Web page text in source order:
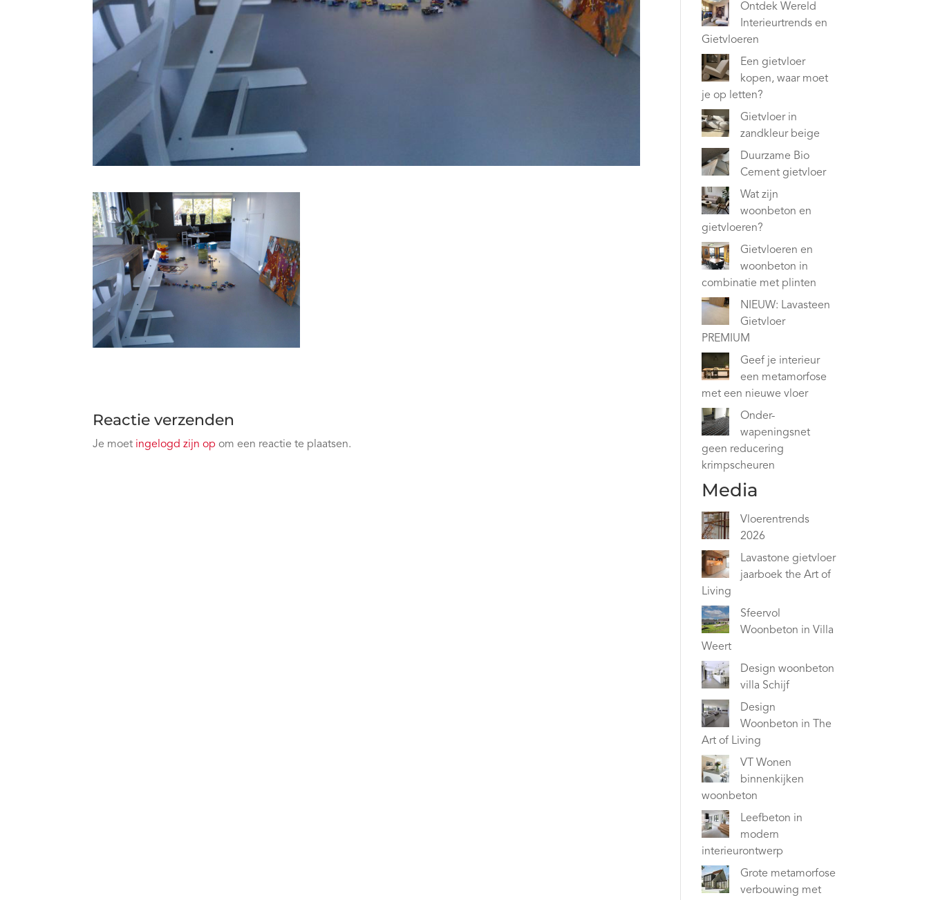
Reactie verzenden
Je moet ingelogd zijn op om een reactie te plaatsen.
Ontdek Wereld
Interieurtrends en
Gietvloeren
Een gietvloer
kopen, waar moet
je op letten?
Gietvloer in
zandkleur beige
Duurzame Bio
Cement gietvloer
Wat zijn
woonbeton en
gietvloeren?
Gietvloeren en
woonbeton in
combinatie met plinten
NIEUW: Lavasteen
Gietvloer
PREMIUM
Geef je interieur
een metamorfose
met een nieuwe vloer
Onder-
wapeningsnet
geen reducering
krimpscheuren
Media
Vloerentrends
2026
Lavastone gietvloer
jaarboek the Art of
Living
Sfeervol
Woonbeton in Villa
Weert
Design woonbeton
villa Schijf
Design
Woonbeton in The
Art of Living
VT Wonen
binnenkijken
woonbeton
Leefbeton in
modern
interieurontwerp
Grote metamorfose
verbouwing met